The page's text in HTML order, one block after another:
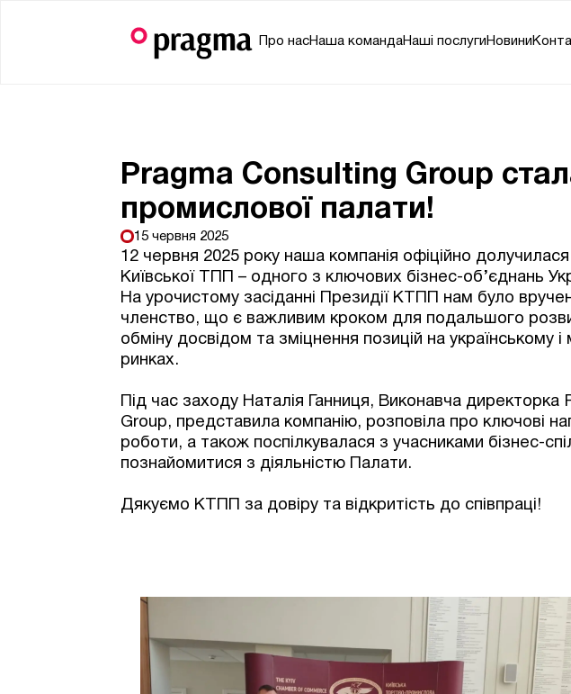
Про насНаша командаНаші послуги Новини
Pragma Consulting Group
промислової палати!
15 червня 2025
12 червня 2025 року наша компанія офіційно
Київської ТПП – одного з ключових бізнес-об’єднань
На урочистому засіданні Президії КТПП нам було
членство, що є важливим кроком для подальшого
обміну досвідом та зміцнення позицій на українському
ринках.
Під час заходу Наталія Ганниця, Виконавча директорка
Group, представила компанію, розповіла про ключові
роботи, а також поспілкувалася з учасниками бізнес-
познайомитися з діяльністю Палати.
Дякуємо КТПП за довіру та відкритість до співпраці!